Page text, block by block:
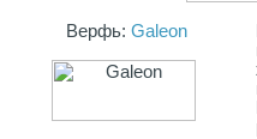
Верфь: Galeon